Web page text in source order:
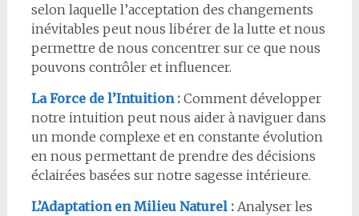
selon laquelle l’acceptation des changements
inévitables peut nous libérer de la lutte et nous
permettre de nous concentrer sur ce que nous
pouvons contrôler et influencer.
La Force de l’Intuition :Comment développer
notre intuition peut nous aider à naviguer dans
un monde complexe et en constante évolution
en nous permettant de prendre des décisions
éclairées basées sur notre sagesse intérieure.
L’Adaptation en Milieu Naturel :Analyser les